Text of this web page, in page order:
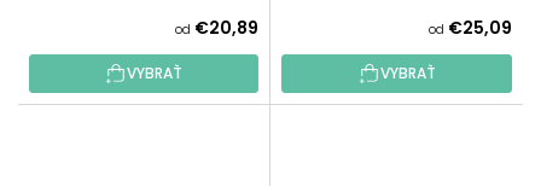
od €20,89
VYBRAŤ
od €25,09
VYBRAŤ